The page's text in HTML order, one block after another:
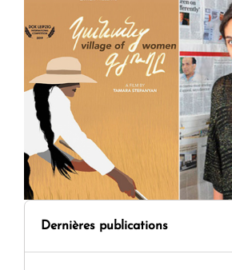
Dernières publications